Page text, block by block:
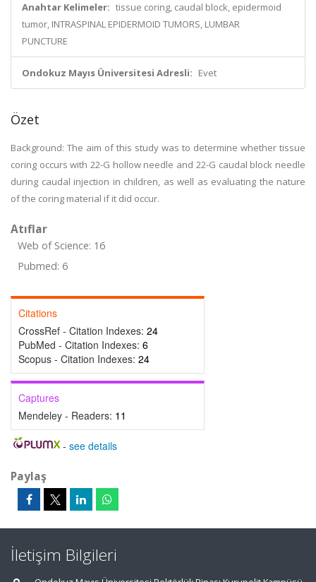
Anahtar Kelimeler: tissue coring, caudal block, epidermoid
tumor, INTRASPINAL EPIDERMOID TUMORS, LUMBAR
PUNCTURE
Ondokuz Mayıs Üniversitesi Adresli: Evet
Özet
Background: The aim of this study was to determine whether tissue
coring occurs with 22-G hollow needle and 22-G caudal block needle
during caudal injection in children, as well as evaluating the nature
of the coring material if it did occur.
Atıflar
Web of Science: 16
Pubmed: 6
Citations
CrossRef - Citation Indexes: 24
PubMed - Citation Indexes: 6
Scopus - Citation Indexes: 24
Captures
Mendeley - Readers: 11
- see details
Paylaş
İletişim Bilgileri